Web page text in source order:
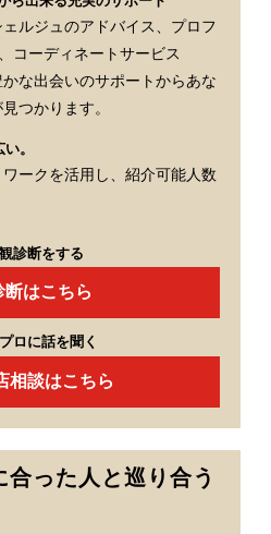
ルジュのアドバイス、プロフ
コーディネートサービス
な出会いのサポートからあな
つかります。
。
ークを活用し、紹介可能人数
診断をする
断はこちら
ロに話を聞く
相談はこちら
った人と巡り合う